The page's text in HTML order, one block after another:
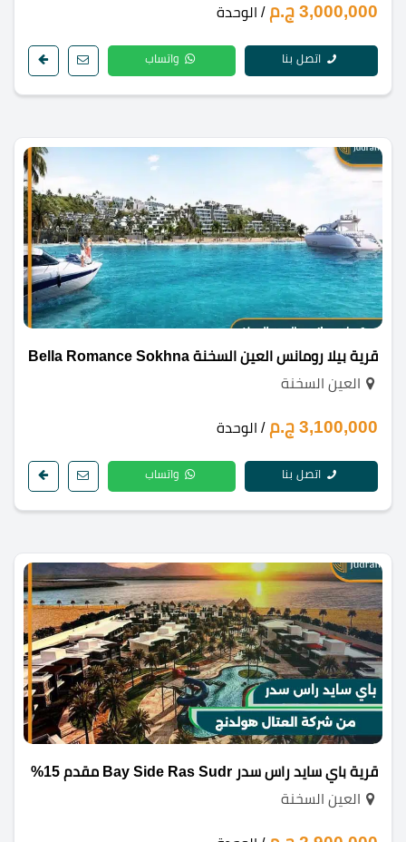
3,000,000 ج.م / الوحدة
اتصل بنا واتساب
قرية بيلا رومانس العين السخنة Bella Romance Sokhna
العين السخنة
3,100,000 ج.م / الوحدة
اتصل بنا واتساب
قرية باي سايد راس سدر Bay Side Ras Sudr مقدم 15%
العين السخنة